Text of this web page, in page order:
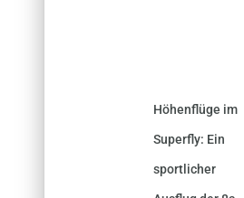
Höhenflüge im
Superfly: Ein
sportlicher